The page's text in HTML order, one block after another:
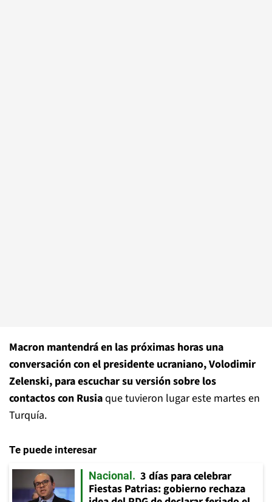
Macron mantendrá en las próximas horas una
conversación con el presidente ucraniano, Volodimir
Zelenski, para escuchar su versión sobre los
contactos con Rusiaque tuvieron lugar este martes en
Turquía.
Te puede interesar
Nacional
3 días para celebrar
Fiestas Patrias: gobierno rechaza